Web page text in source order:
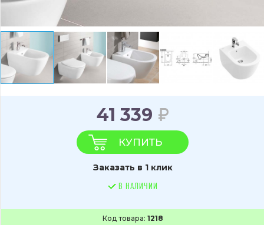
Код товара: 1218
41 339
КУПИТЬ
Заказать в 1 клик
В НАЛИЧИИ